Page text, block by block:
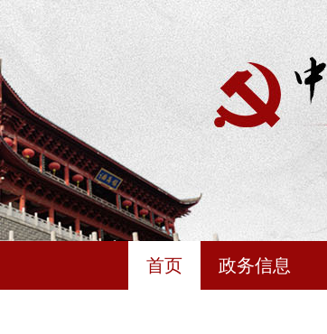
首页 政务信息